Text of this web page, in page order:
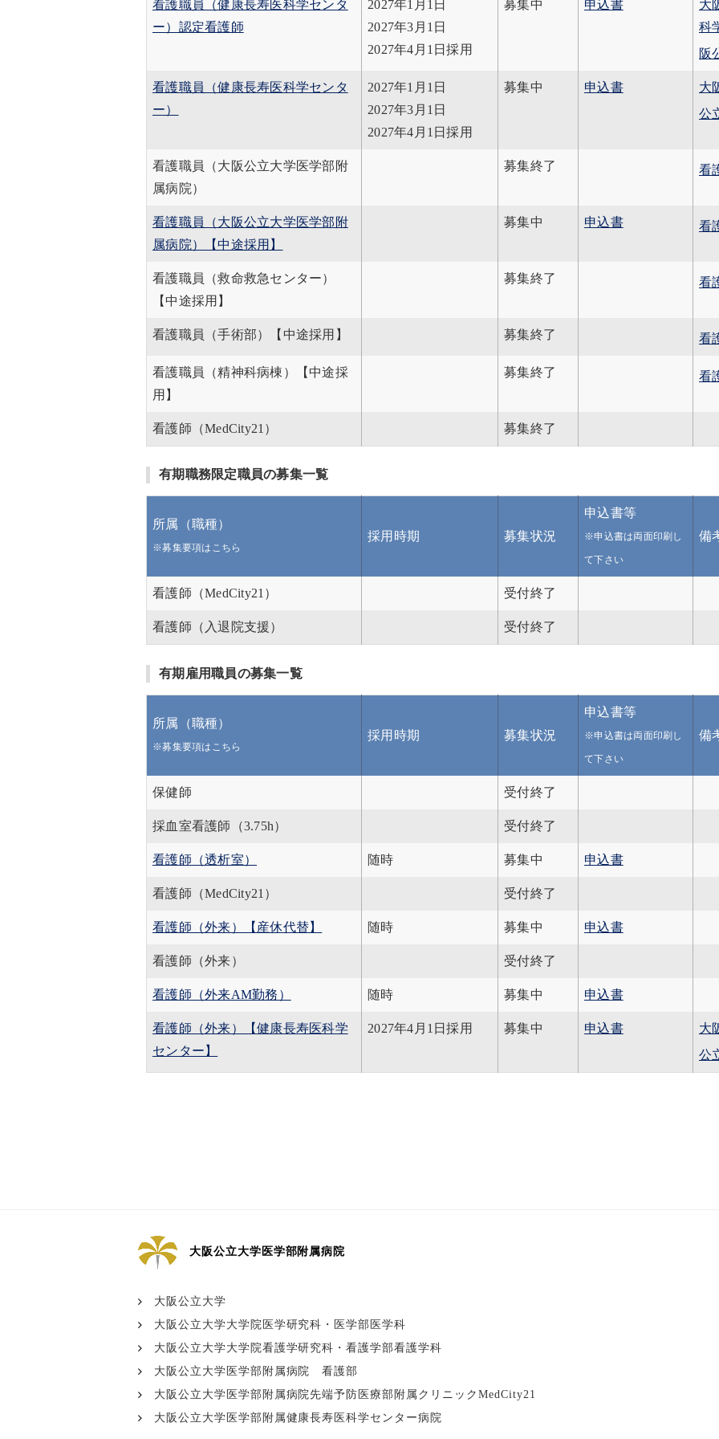
人間ドックについて（先端
予防医療部附属クリニック
交通アクセス
て
特定行為と包括同意につい
て
看護職員（健康長寿医科学センタ
ー）認定看護師
2027年1月1日
2027年3月1日
2027年4月1日採用
募集中 申込書
大
科
阪
看護職員（健康長寿医科学センタ
ー）
2027年1月1日
2027年3月1日
2027年4月1日採用
募集中 申込書
大
公
看護職員（大阪公立大学医学部附
属病院）
募集終了 看
看護職員（大阪公立大学医学部附
属病院）【中途採用】
募集中 申込書 看
看護職員（救命救急センター）
【中途採用】
募集終了 看
看護職員（手術部）【中途採用】 募集終了 看
看護職員（精神科病棟）【中途採
用】
募集終了 看
看護師（MedCity21） 募集終了
有期職務限定職員の募集一覧
所属（職種）
※募集要項はこちら
採用時期 募集状況
申込書等
※申込書は両面印刷し
て下さい
備
看護師（MedCity21） 受付終了
看護師（入退院支援） 受付終了
有期雇用職員の募集一覧
所属（職種）
※募集要項はこちら
採用時期 募集状況
申込書等
※申込書は両面印刷し
て下さい
備
保健師 受付終了
採血室看護師（3.75h） 受付終了
看護師（透析室） 随時 募集中 申込書
看護師（MedCity21） 受付終了
看護師（外来）【産休代替】 随時 募集中 申込書
看護師（外来） 受付終了
看護師（外来AM勤務） 随時 募集中 申込書
看護師（外来）【健康長寿医科学
センター】
2027年4月1日採用 募集中 申込書
大
公
大阪公立大学医学部附属病院
大阪公立大学
大阪公立大学大学院医学研究科・医学部医学科
大阪公立大学大学院看護学研究科・看護学部看護学科
大阪公立大学医学部附属病院 看護部
大阪公立大学医学部附属病院先端予防医療部附属クリニックMedCity21
大阪公立大学医学部附属健康長寿医科学センター病院